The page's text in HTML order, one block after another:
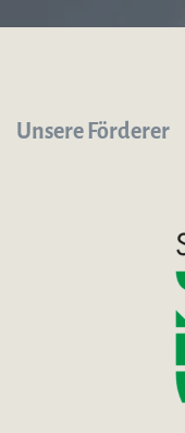
Unsere Förderer